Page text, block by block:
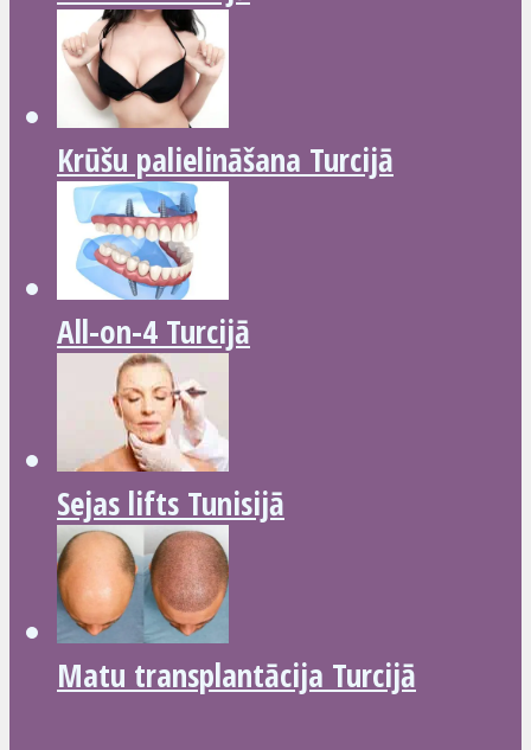
Krūšu palielināšana Turcijā
All-on-4 Turcijā
Sejas lifts Tunisijā
Matu transplantācija Turcijā